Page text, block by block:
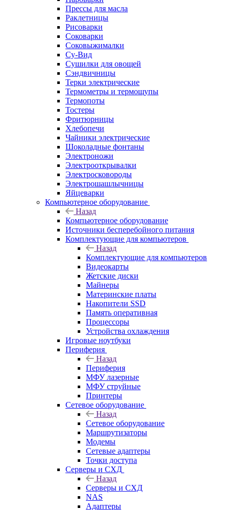
Прессы для масла
Раклетницы
Рисоварки
Соковарки
Соковыжималки
Су-Вид
Сушилки для овощей
Сэндвичницы
Терки электрические
Термометры и термощупы
Термопоты
Тостеры
Фритюрницы
Хлебопечи
Чайники электрические
Шоколадные фонтаны
Электроножи
Электрооткрывалки
Электросковороды
Электрошашлычницы
Яйцеварки
Компьютерное оборудование
Назад
Компьютерное оборудование
Источники бесперебойного питания
Комплектующие для компьютеров
Назад
Комплектующие для компьютеров
Видеокарты
Жетские диски
Майнеры
Материнские платы
Накопители SSD
Память оперативная
Процессоры
Устройства охлаждения
Игровые ноутбуки
Периферия
Назад
Периферия
МФУ лазерные
МФУ струйные
Принтеры
Сетевое оборудование
Назад
Сетевое оборудование
Маршрутизаторы
Модемы
Сетевые адаптеры
Точки доступа
Серверы и СХД
Назад
Серверы и СХД
NAS
Адаптеры